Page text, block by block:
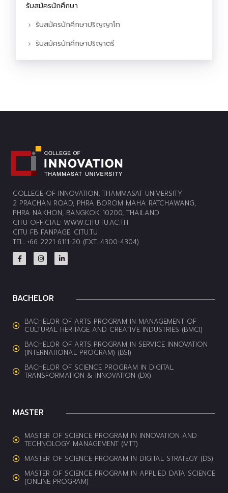
รับสมัครนักศึกษา
รับสมัครนักศึกษาปริญญาโท
รับสมัครนักศึกษาปริญาตรี
COLLEGE OF INNOVATION, THAMMASAT UNIVERSITY
2 PRACHAN ROAD, PHRA BOROM MAHA RATCHAWANG,
PHRA NAKHON, BANGKOK 10200, THAILAND
CITU OFFICIAL: WWW.CITU.TU.AC.TH
CITU FB FANPAGE: CITU.TU
TEL: +66 2221 6111-20 (EXT. 4300-4304)
BACHELOR
BACHELOR OF ARTS PROGRAM IN MANAGEMENT OF
CULTURAL HERITAGE AND CREATIVE INDUSTRIES (BMCI)
BACHELOR OF ARTS PROGRAM IN SERVICE INNOVATION
(INTERNATIONAL PROGRAM) (BSI)
BACHELOR OF SCIENCE PROGRAM IN DIGITAL
TRANSFORMATION & INNOVATION (DX)
MASTER
MASTER OF SCIENCE PROGRAM IN INNOVATION AND
TECHNOLOGY MANAGEMENT (MTT)
MASTER OF SCIENCE PROGRAM IN DIGITAL STRATEGY (DS)
MASTER OF SCIENCE PROGRAM IN APPLIED DATA SCIENCE
(ONLINE PROGRAM)